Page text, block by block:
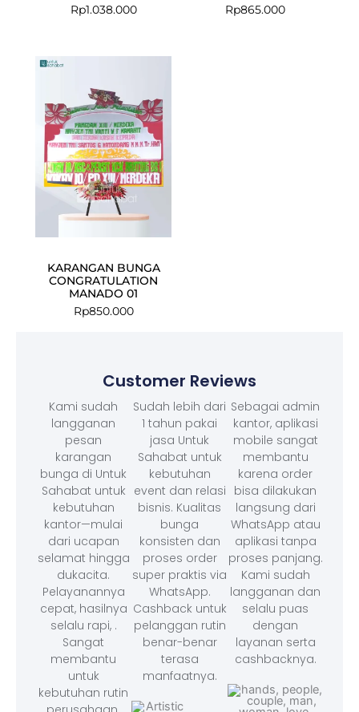
Rp1.038.000
Rp865.000
KARANGAN BUNGA
CONGRATULATION
MANADO 01
Rp850.000
Customer Reviews
Kami sudah
langganan
pesan
karangan
bunga di Untuk
Sahabat untuk
kebutuhan
kantor—mulai
dari ucapan
selamat hingga
dukacita.
Pelayanannya
cepat, hasilnya
selalu rapi, .
Sangat
membantu
untuk
kebutuhan rutin
Sudah lebih dari
1 tahun pakai
jasa Untuk
Sahabat untuk
kebutuhan
event dan relasi
bisnis. Kualitas
bunga
konsisten dan
proses order
super praktis via
WhatsApp.
Cashback untuk
pelanggan rutin
benar-benar
terasa
manfaatnya.
Sebagai admin
kantor, aplikasi
mobile sangat
membantu
karena order
bisa dilakukan
langsung dari
WhatsApp atau
aplikasi tanpa
proses panjang.
Kami sudah
langganan dan
selalu puas
dengan
layanan serta
cashbacknya.